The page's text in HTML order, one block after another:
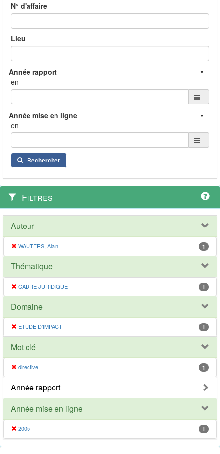
N° d'affaire
Lieu
en
en
Rechercher
Filtres
Auteur
WAUTERS, Alain 1
Thématique
CADRE JURIDIQUE 1
Domaine
ETUDE D'IMPACT 1
Mot clé
directive 1
Année rapport
Année mise en ligne
2005 1